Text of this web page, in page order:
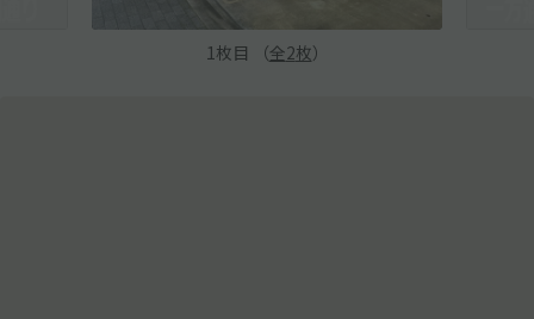
1 枚目 （全2枚）